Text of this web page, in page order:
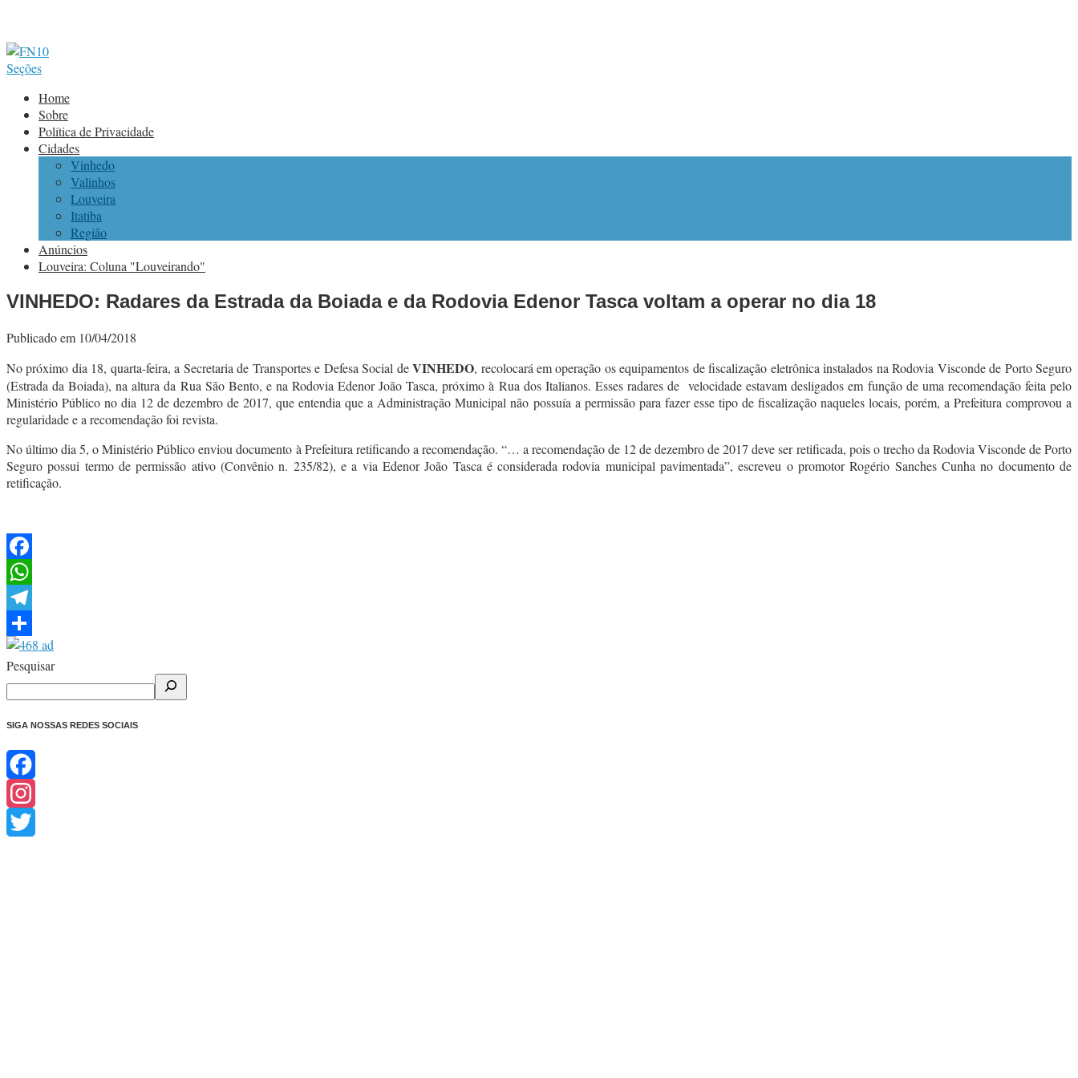
Seções
Home
Sobre
Política de Privacidade
Cidades
Vinhedo
Valinhos
Louveira
Itatiba
Região
Anúncios
Louveira: Coluna "Louveirando"
VINHEDO: Radares da Estrada da Boiada e da Rodovia Edenor Tasca voltam a operar no dia 18
Publicado em 10/04/2018
No próximo dia 18, quarta-feira, a Secretaria de Transportes e Defesa Social deVINHEDO, recolocará em operação os equipamentos de fiscalização eletrônica instalados na Rodovia Visconde de Porto Seguro
(Estrada da Boiada), na altura da Rua São Bento, e na Rodovia Edenor João Tasca, próximo à Rua dos Italianos. Esses radares de velocidade estavam desligados em função de uma recomendação feita pelo
Ministério Público no dia 12 de dezembro de 2017, que entendia que a Administração Municipal não possuía a permissão para fazer esse tipo de fiscalização naqueles locais, porém, a Prefeitura comprovou a
regularidade e a recomendação foi revista.
No último dia 5, o Ministério Público enviou documento à Prefeitura retificando a recomendação. “… a recomendação de 12 de dezembro de 2017 deve ser retificada, pois o trecho da Rodovia Visconde de Porto
Seguro possui termo de permissão ativo (Convênio n. 235/82), e a via Edenor João Tasca é considerada rodovia municipal pavimentada”, escreveu o promotor Rogério Sanches Cunha no documento de
retificação.
Facebook
WhatsApp
Telegram
Share
Pesquisar
SIGA NOSSAS REDES SOCIAIS
Facebook
Instagram